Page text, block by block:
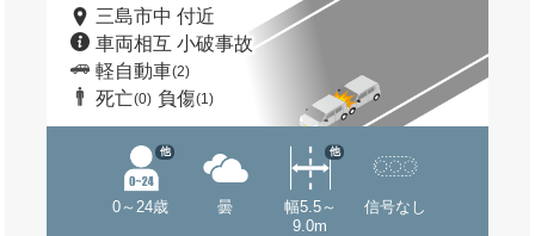
三島市中 付近
車両相互 小破事故
軽自動車(2)
死亡(0) 負傷(1)
0～24歳
他
曇
幅5.5～
9.0m
他
信号なし